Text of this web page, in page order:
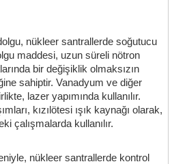
nükleer santrallerde soğutucu
maddesi, uzun süreli nötron
bir değişiklik olmaksızın
sahiptir. Vanadyum ve diğer
lazer yapımında kullanılır.
kızılötesi ışık kaynağı olarak,
çalışmalarda kullanılır.
nükleer santrallerde kontrol